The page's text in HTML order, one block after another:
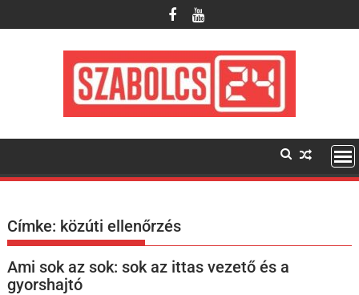
to
Címke: közúti ellenőrzés
Ami sok az sok: sok az ittas vezető és a
gyorshajtó